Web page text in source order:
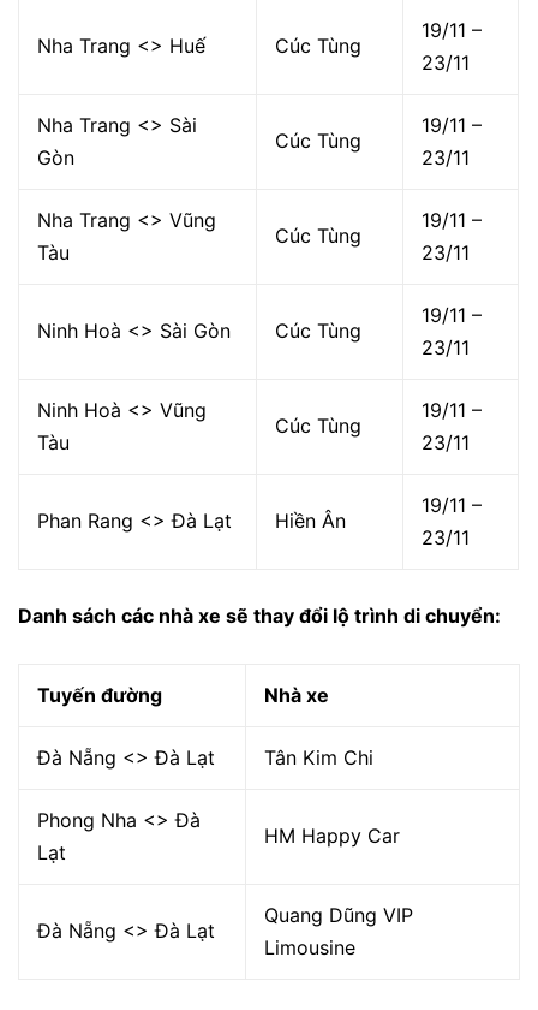
Nha Trang <> Huế Cúc Tùng
19/11 –
23/11
Nha Trang <> Sài
Gòn
Cúc Tùng
19/11 –
23/11
Nha Trang <> Vũng
Tàu
Cúc Tùng
19/11 –
23/11
Ninh Hoà <> Sài Gòn Cúc Tùng
19/11 –
23/11
Ninh Hoà <> Vũng
Tàu
Cúc Tùng
19/11 –
23/11
Phan Rang <> Đà Lạt Hiền Ân
19/11 –
23/11
Danh sách các nhà xe sẽ thay đổi lộ trình di chuyển:
Tuyến đường Nhà xe
Đà Nẵng <> Đà Lạt Tân Kim Chi
Phong Nha <> Đà
Lạt
HM Happy Car
Đà Nẵng <> Đà Lạt
Quang Dũng VIP
Limousine